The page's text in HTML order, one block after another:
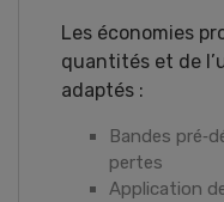
Les économies
quantités et de
adaptés :
Bandes
pertes
Application